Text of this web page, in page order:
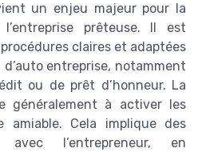
un enjeu majeur pour la
prêteuse. Il est
claires et adaptées
entreprise, notamment
ou de prêt d’honneur. La
généralement à activer les
amiable. Cela implique des
avec l’entrepreneur, en